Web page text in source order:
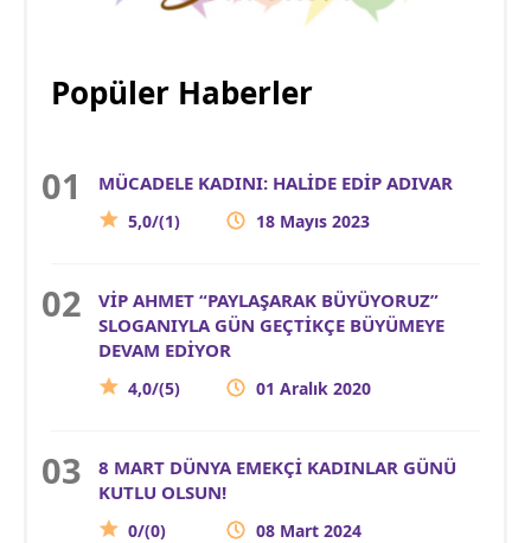
Popüler Haberler
MÜCADELE KADINI: HALİDE EDİP ADIVAR
5,0/(1) 18 Mayıs 2023
VİP AHMET “PAYLAŞARAK BÜYÜYORUZ”
SLOGANIYLA GÜN GEÇTİKÇE BÜYÜMEYE
DEVAM EDİYOR
4,0/(5) 01 Aralık 2020
8 MART DÜNYA EMEKÇİ KADINLAR GÜNÜ
KUTLU OLSUN!
0/(0) 08 Mart 2024